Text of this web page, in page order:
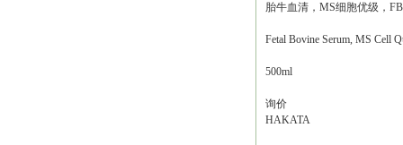
胎牛血清，MS细胞优级，
Fetal Bovine Serum, MS Cell
500ml
询价
HAKATA